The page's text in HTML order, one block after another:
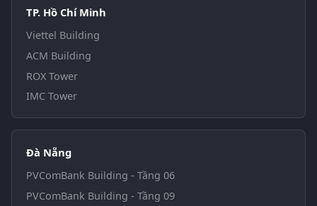
TP. Hồ Chí Minh
Viettel Building
ACM Building
ROX Tower
IMC Tower
Đà Nẵng
PVComBank Building - Tầng 06
PVComBank Building - Tầng 09